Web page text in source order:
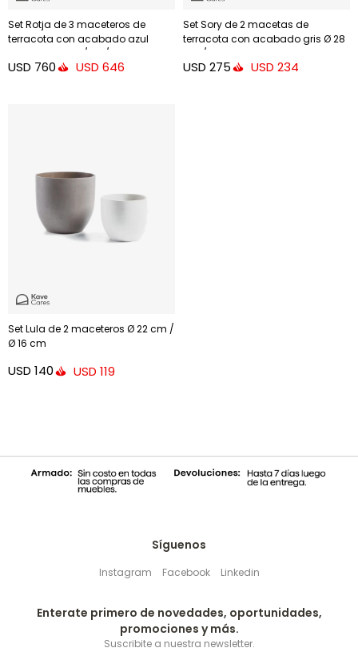
Set Rotja de 3 maceteros de
terracota con acabado azul
glaseado Ø 26 / 35 / 47 cm
USD 760 USD 646
Set Sory de 2 macetas de
terracota con acabado gris Ø 28
cm / Ø 36 cm
USD 275 USD 234
Set Lula de 2 maceteros Ø 22 cm /
Ø 16 cm
USD 140 USD 119
Síguenos
Instagram Facebook Linkedin
Enterate primero de novedades, oportunidades,
promociones y más.
Suscribite a nuestra newsletter.